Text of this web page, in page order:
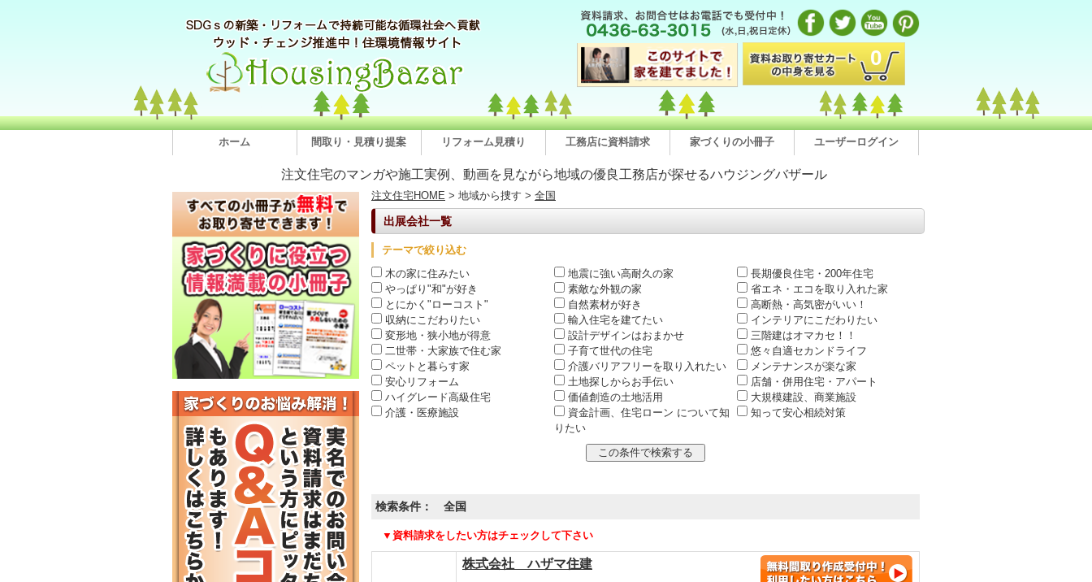
0
ホーム 間取り・見積り提案 リフォーム見積り 工務店に資料請求 家づくりの小冊子 ユーザーログイン
注文住宅のマンガや施工実例、動画を見ながら地域の優良工務店が探せるハウジングバザール
注文住宅HOME > 地域から捜す > 全国
出展会社一覧
テーマで絞り込む
木の家に住みたい
地震に強い高耐久の家
長期優良住宅・200年住宅
やっぱり"和"が好き
素敵な外観の家
省エネ・エコを取り入れた家
とにかく"ローコスト"
自然素材が好き
高断熱・高気密がいい！
収納にこだわりたい
輸入住宅を建てたい
インテリアにこだわりたい
変形地・狭小地が得意
設計デザインはおまかせ
三階建はオマカセ！！
二世帯・大家族で住む家
子育て世代の住宅
悠々自適セカンドライフ
ペットと暮らす家
介護バリアフリーを取り入れたい
メンテナンスが楽な家
安心リフォーム
土地探しからお手伝い
店舗・併用住宅・アパート
ハイグレード高級住宅
価値創造の土地活用
大規模建設、商業施設
介護・医療施設
資金計画、住宅ローン について知
りたい
知って安心相続対策
検索条件： 全国
▼資料請求をしたい方はチェックして下さい
株式会社 ハザマ住建